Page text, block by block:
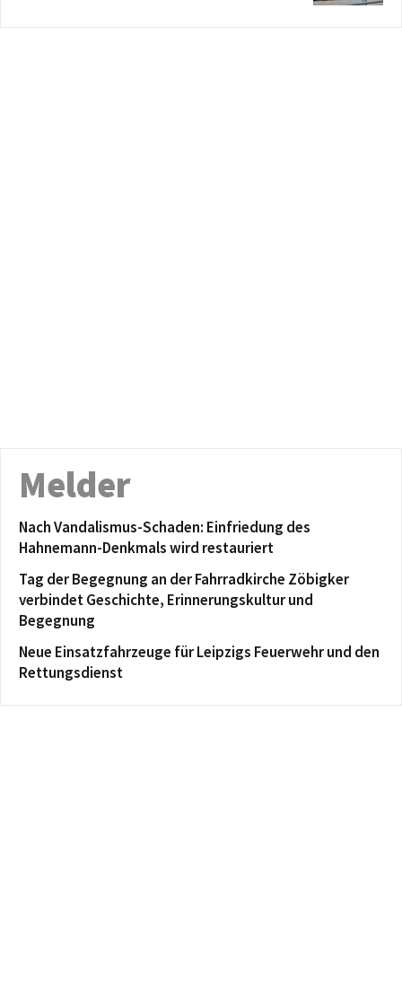
Melder
Nach Vandalismus-Schaden: Einfriedung des
Hahnemann-Denkmals wird restauriert
Tag der Begegnung an der Fahrradkirche Zöbigker
verbindet Geschichte, Erinnerungskultur und
Begegnung
Neue Einsatzfahrzeuge für Leipzigs Feuerwehr und den
Rettungsdienst